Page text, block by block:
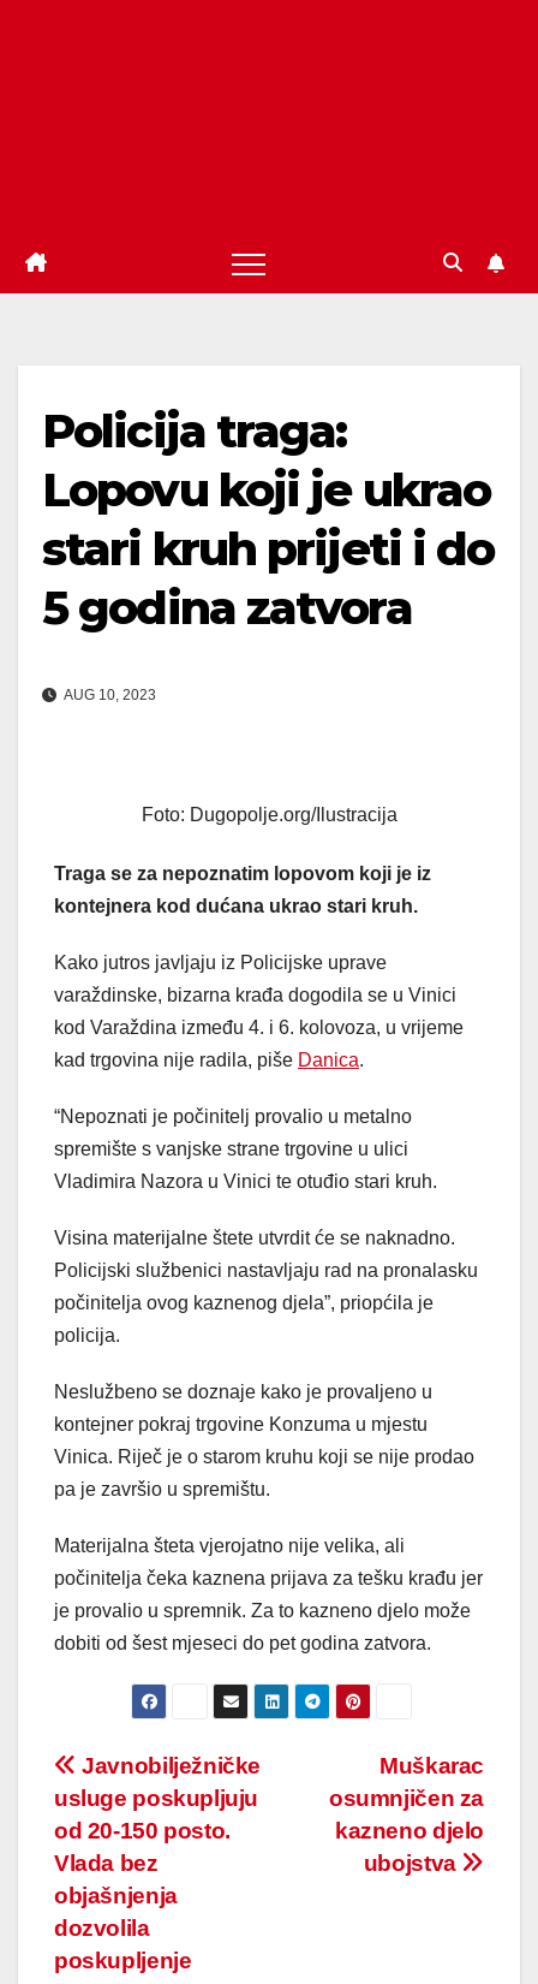
Policija traga:
Lopovu koji je ukrao
stari kruh prijeti i do
5 godina zatvora
AUG 10, 2023
Foto: Dugopolje.org/Ilustracija
Traga se za nepoznatim lopovom koji je iz
kontejnera kod dućana ukrao stari kruh.
Kako jutros javljaju iz Policijske uprave
varaždinske, bizarna krađa dogodila se u Vinici
kod Varaždina između 4. i 6. kolovoza, u vrijeme
kad trgovina nije radila, piše Danica.
“Nepoznati je počinitelj provalio u metalno
spremište s vanjske strane trgovine u ulici
Vladimira Nazora u Vinici te otuđio stari kruh.
Visina materijalne štete utvrdit će se naknadno.
Policijski službenici nastavljaju rad na pronalasku
počinitelja ovog kaznenog djela”, priopćila je
policija.
Neslužbeno se doznaje kako je provaljeno u
kontejner pokraj trgovine Konzuma u mjestu
Vinica. Riječ je o starom kruhu koji se nije prodao
pa je završio u spremištu.
Materijalna šteta vjerojatno nije velika, ali
počinitelja čeka kaznena prijava za tešku krađu jer
je provalio u spremnik. Za to kazneno djelo može
dobiti od šest mjeseci do pet godina zatvora.
Post
navigation
Muškarac
osumnjičen za
kazneno djelo
ubojstva
Javnobilježničke
usluge poskupljuju
od 20-150 posto.
Vlada bez
objašnjenja
dozvolila
poskupljenje